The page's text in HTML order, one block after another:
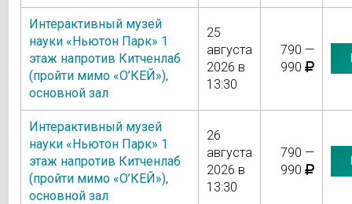
Интерактивный музей
науки «Ньютон Парк» 1
этаж напротив Китченлаб
(пройти мимо «О’КЕЙ»),
основной зал
25
августа
2026 в
13:30
790 —
990
Интерактивный музей
науки «Ньютон Парк» 1
этаж напротив Китченлаб
(пройти мимо «О’КЕЙ»),
основной зал
26
августа
2026 в
13:30
790 —
990